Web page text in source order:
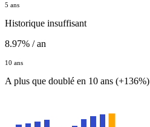
5 ans
Historique insuffisant
8.97% / an
10 ans
A plus que doublé en 10 ans (+136%)